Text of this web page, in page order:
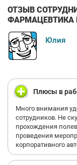
ОТЗЫВ
ФАРМАЦЕВТИКА
Юлия
Плюсы в
Много внимания
сотрудников. Не
прохождения
проведения
корпоративного